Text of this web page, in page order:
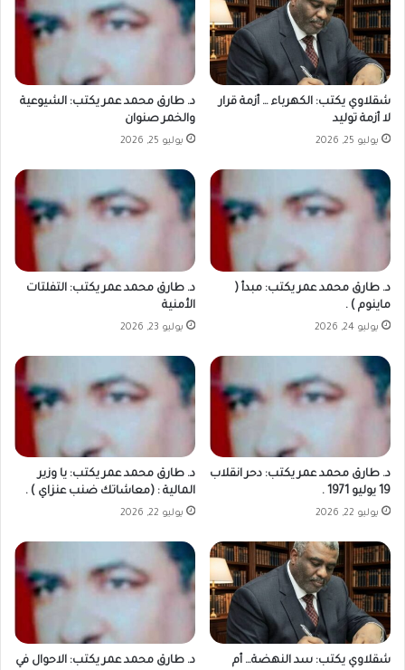
شقلاوي يكتب: الكهرباء … أزمة قرار
لا أزمة توليد
يوليو 25, 2026
د. طارق محمد عمر يكتب: الشيوعية
والخمر صنوان
يوليو 25, 2026
د. طارق محمد عمر يكتب: مبدأ (
ماينوم ) .
يوليو 24, 2026
د. طارق محمد عمر يكتب: التفلتات
الأمنية
يوليو 23, 2026
د. طارق محمد عمر يكتب: دحر انقلاب
19 يوليو 1971 .
يوليو 22, 2026
د. طارق محمد عمر يكتب: يا وزير
المالية : (معاشاتك ضنب عنزاي ) .
يوليو 22, 2026
شقلاوي يكتب: سد النهضة… أم
د. طارق محمد عمر يكتب: الاحوال في